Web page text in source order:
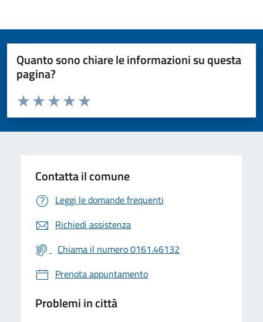
Quanto sono chiare le informazioni su questa
pagina?
Valuta da 1 a 5 stelle la pagina
Valuta 5 stelle su 5
Valuta 4 stelle su 5
Valuta 3 stelle su 5
Valuta 2 stelle su 5
Valuta 1 stelle su 5
Contatta il comune
Leggi le domande frequenti
Richiedi assistenza
Chiama il numero 0161.46132
Prenota appuntamento
Problemi in città